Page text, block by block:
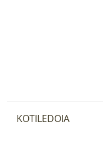
KOTILEDOIA